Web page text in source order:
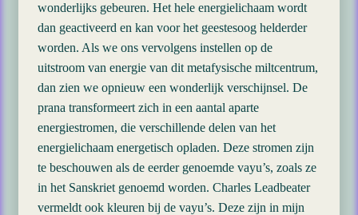
wonderlijks gebeuren. Het hele energielichaam wordt
dan geactiveerd en kan voor het geestesoog helderder
worden. Als we ons vervolgens instellen op de
uitstroom van energie van dit metafysische miltcentrum,
dan zien we opnieuw een wonderlijk verschijnsel. De
prana transformeert zich in een aantal aparte
energiestromen, die verschillende delen van het
energielichaam energetisch opladen. Deze stromen zijn
te beschouwen als de eerder genoemde vayu’s, zoals ze
in het Sanskriet genoemd worden. Charles Leadbeater
vermeldt ook kleuren bij de vayu’s. Deze zijn in mijn